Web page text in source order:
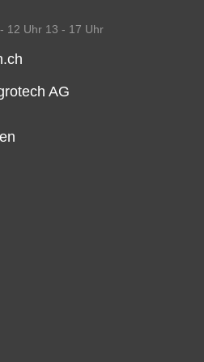
12 Uhr 13 - 17 Uhr
AG